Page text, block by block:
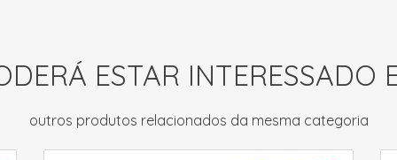
ESTAR INTERESSADO
outros produtos relacionados da mesma categoria